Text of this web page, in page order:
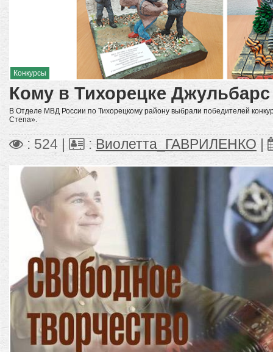
Конкурсы
Кому в Тихорецке
В Отделе МВД России по Тихорецкому району выбрали победителей
Степа».
: 524 | :Виолетта_ГАВРИЛЕНКО |